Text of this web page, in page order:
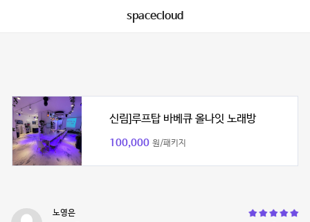
spacecloud
신림]루프탑 바베큐 올나잇 노래방
100,000 원/패키지
노영은